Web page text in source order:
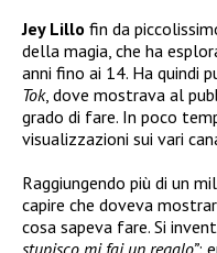
Jey Lillo fin da
della magia, che ha
anni fino ai 14. Ha quindi
Tok, dove mostrava al
grado di fare. In poco
visualizzazioni sui vari
Raggiungendo più di un
capire che doveva
cosa sapeva fare. Si